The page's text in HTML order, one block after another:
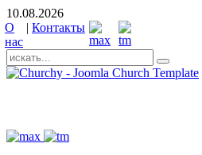
10.08.2026
О
нас
| Контакты